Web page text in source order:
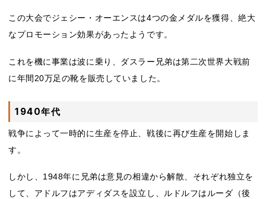
この大会でジェシー・オーエンスは4つの金メダルを獲得、絶大
なプロモーション効果があったようです。
これを機に事業は波に乗り、ダスラー兄弟は第二次世界大戦前
に年間20万足の靴を販売していました。
1940年代
戦争によって一時的に生産を停止、戦後に再び生産を開始しま
す。
しかし、1948年に兄弟は意見の相違から解散、それぞれ独立を
して、アドルフはアディダスを設立し、ルドルフはルーダ（後